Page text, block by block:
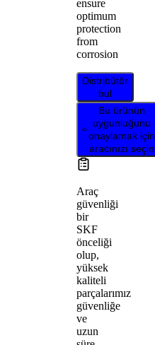
ensure
optimum
protection
from
corrosion
Distribütör
bul
Bu ürünün
uygunluğunu
onaylamak için
aracınızı seçin
Araç
güvenliği
bir
SKF
önceliği
olup,
yüksek
kaliteli
parçalarımız
güvenliğe
ve
uzun